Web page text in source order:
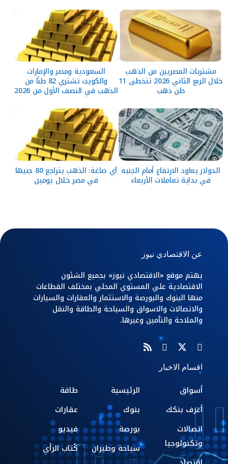
مشتريات المصريين من الذهب
خلال الربع الثاني 2026 تتخطى 11
طن ذهب
السعودية ومصر والإمارات
والكويت تشتري 82 طنًا من
الذهب في النصف الأول من 2026
الدولار يعاود الارتفاع أمام الجنيه
في بداية تعاملات الأربعاء
آي صاغة: الذهب يتراجع 80 جنيها
في مصر خلال يومين
عن الاقتصادي نيوز
يهتم موقع «الاقتصادي نيوز» بجميع الشئون
الاقتصادية علي المستوي المحلي بمختلف القطاعات
منها البنوك والبورصة والاستثمار والعقارات والسيارات
والاتصالات والاسواق والسياحة والطاقة والنقل
والملاحة والتأمين وغيرها.
اقسام الاخبار
أسواق
أعرف بنكك
اتصالات
وتكنولوجيا
الرئيسية
بنوك
بورصة
سياحة وطيران
طاقة
عقارات
فيديو
كُتاب الرأي